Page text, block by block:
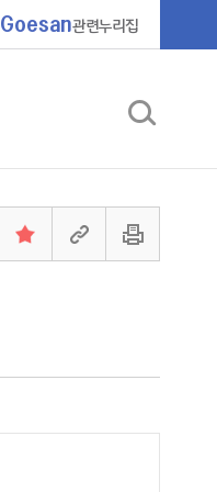
Goesan관련누리집